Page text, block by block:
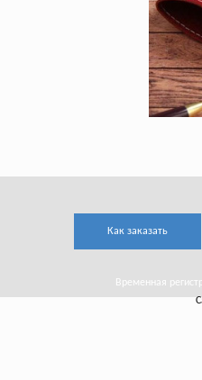
Как заказать
Временная